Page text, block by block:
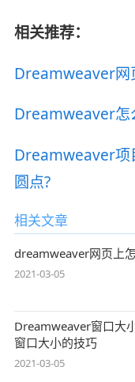
相关推荐：
Dreamweaver网
Dreamweaver怎
Dreamweaver项
圆点?
相关文章
dreamweaver网页上
2021-03-05
Dreamweaver窗口大
窗口大小的技巧
2021-03-05